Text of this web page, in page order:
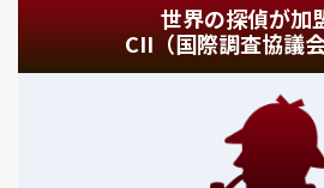
世界の探偵が加
CII（国際調査協議